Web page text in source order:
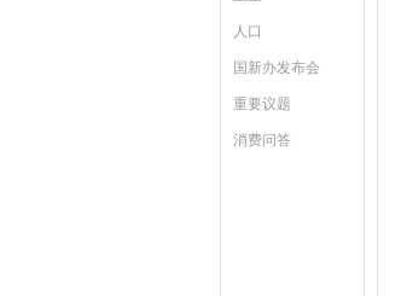
人口
国新办发布会
重要议题
消费问答